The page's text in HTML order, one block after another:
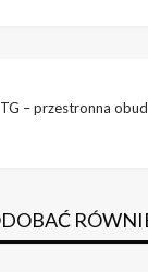
TG – przestronna